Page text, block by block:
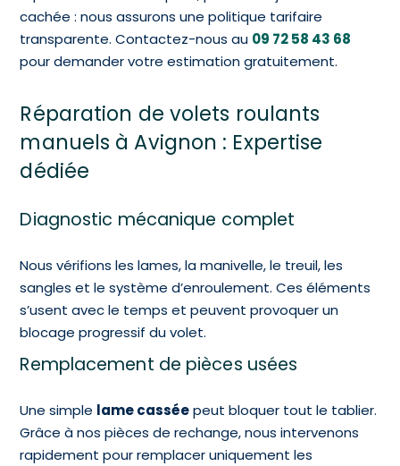
cachée : nous assurons une politique tarifaire
transparente.Contactez-nous au 09 72 58 43 68
pour demander votre estimation gratuitement.
Réparation de volets roulants
manuels à Avignon : Expertise
dédiée
Diagnostic mécanique complet
Nous vérifions les lames, la manivelle, le treuil, les
sangles et le système d’enroulement. Ces éléments
s’usent avec le temps et peuvent provoquer un
blocage progressif du volet.
Remplacement de pièces usées
Une simple lame casséepeut bloquer tout le tablier.
Grâce à nos pièces de rechange, nous intervenons
rapidement pour remplacer uniquement les